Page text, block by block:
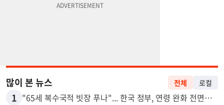
많이 본 뉴스 전체 로컬
1 "65세 복수국적 빗장 푸나"... 한국 정부, 연령 완화 전면 추진